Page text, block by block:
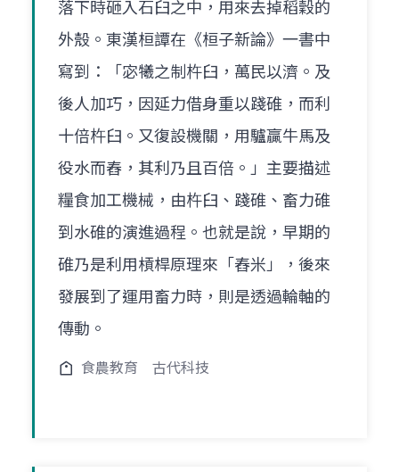
落下時砸入石臼之中，用來去掉稻穀的
外殼。東漢桓譚在《桓子新論》一書中
寫到：「宓犧之制杵臼，萬民以濟。及
後人加巧，因延力借身重以踐碓，而利
十倍杵臼。又復設機關，用驢贏牛馬及
役水而舂，其利乃且百倍。」主要描述
糧食加工機械，由杵臼、踐碓、畜力碓
到水碓的演進過程。也就是說，早期的
碓乃是利用槓桿原理來「舂米」，後來
發展到了運用畜力時，則是透過輪軸的
傳動。
食農教育 古代科技